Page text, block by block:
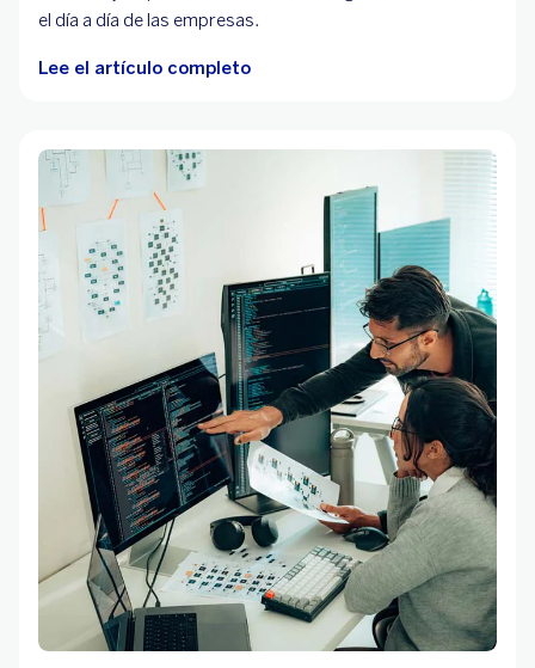
el día a día de las empresas.
Lee el artículo completo